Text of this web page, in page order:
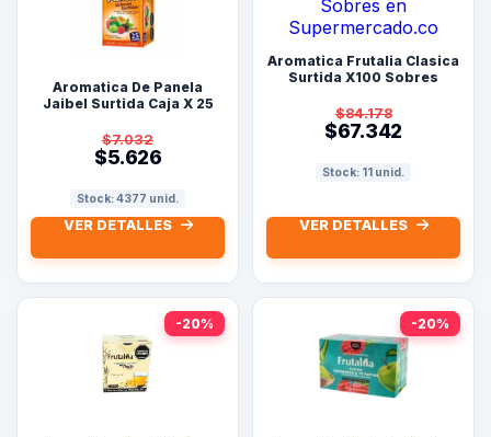
Aromatica De Panela
Jaibel Surtida Caja X 25
$7.032
$5.626
Stock: 4377 unid.
VER DETALLES
Aromatica Frutalia Clasica
Surtida X100 Sobres
$84.178
$67.342
Stock: 11 unid.
VER DETALLES
-20% -20%